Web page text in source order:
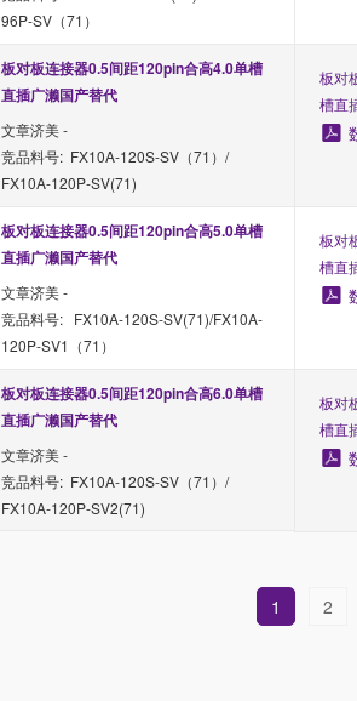
96P-SV（71）
板对板连接器0.5间距120pin合高4.0单槽
直插广濑国产替代
文章济美 -
竞品料号: FX10A-120S-SV（71）/
FX10A-120P-SV(71)
板对
槽直
板对板连接器0.5间距120pin合高5.0单槽
直插广濑国产替代
文章济美 -
竞品料号: FX10A-120S-SV(71)/FX10A-
120P-SV1（71）
板对
槽直
板对板连接器0.5间距120pin合高6.0单槽
直插广濑国产替代
文章济美 -
竞品料号: FX10A-120S-SV（71）/
FX10A-120P-SV2(71)
板对
槽直
1 2